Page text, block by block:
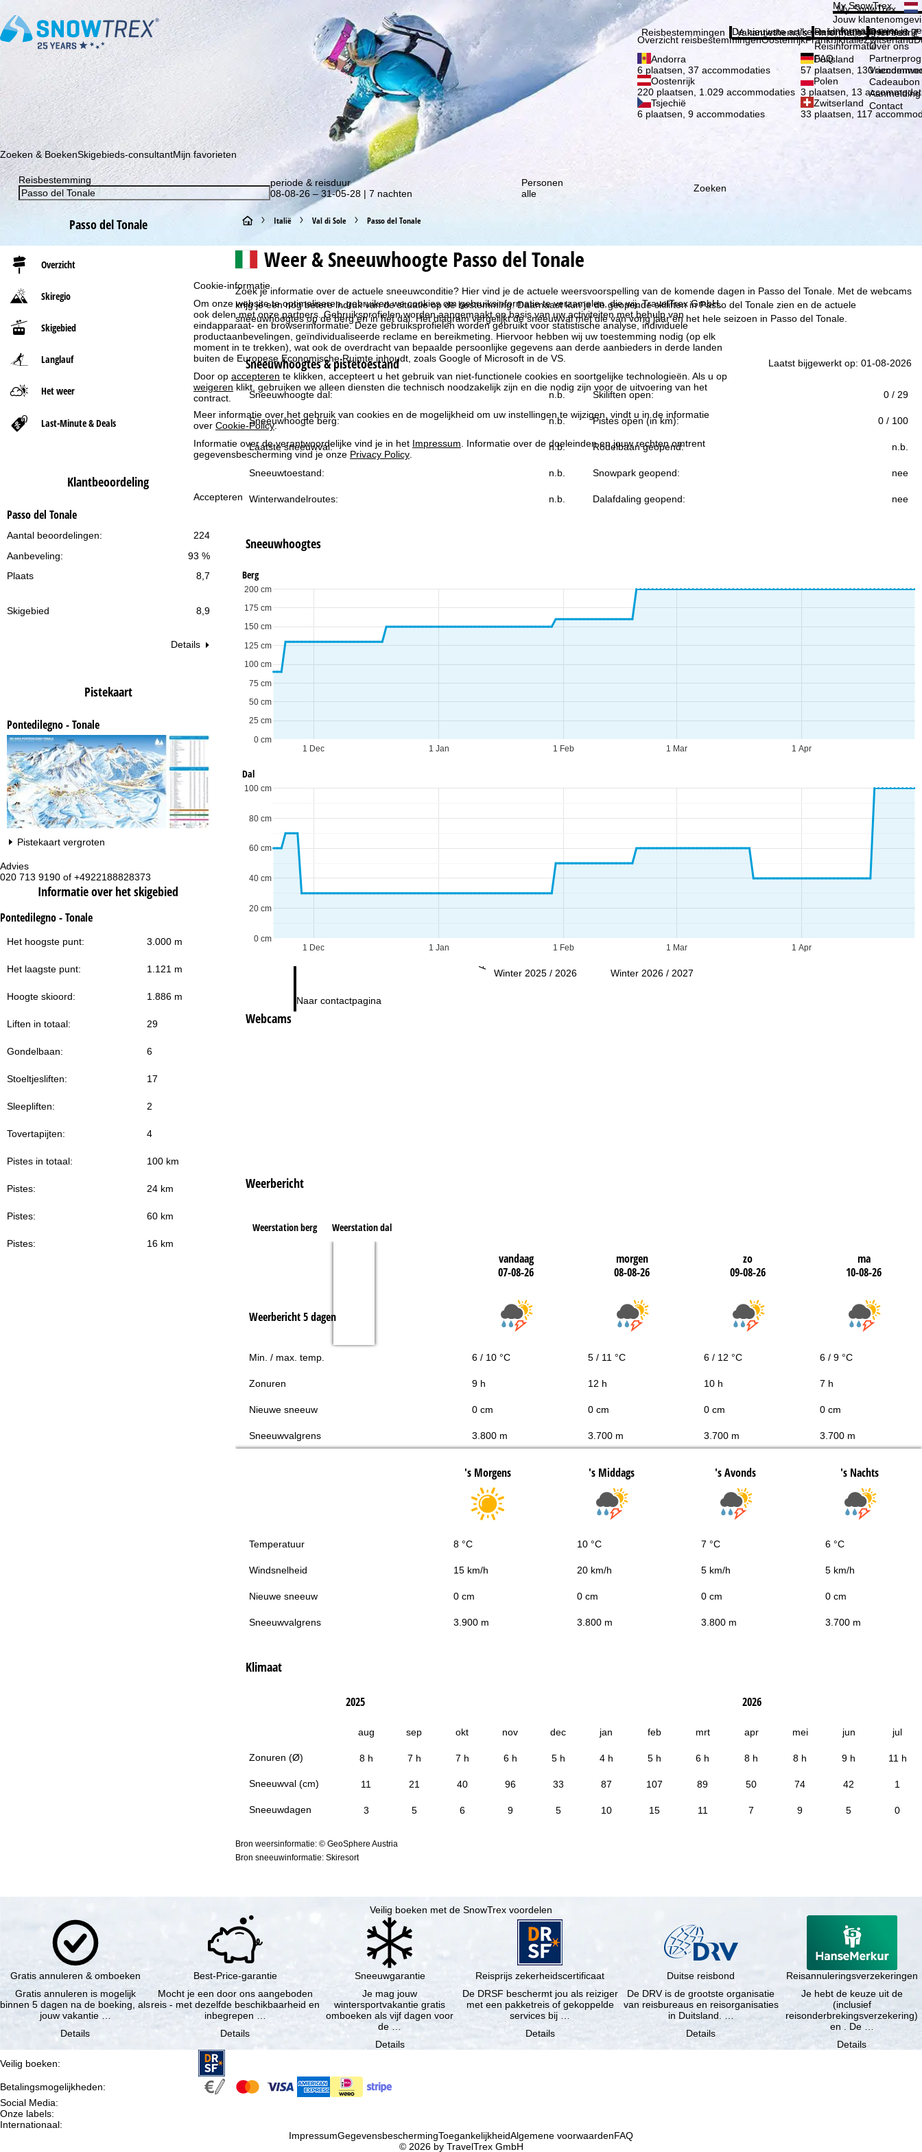
Cookie-informatie
Om onze website te optimaliseren, gebruiken we cookies om gebruiksinformatie te verzamelen, die wij, TravelTrex GmbH,
ook delen met onze partners. Gebruiksprofielen worden aangemaakt op basis van uw activiteiten met behulp van
eindapparaat- en browserinformatie. Deze gebruiksprofielen worden gebruikt voor statistische analyse, individuele
productaanbevelingen, geïndividualiseerde reclame en bereikmeting. Hiervoor hebben wij uw toestemming nodig (op elk
moment in te trekken), wat ook de overdracht van bepaalde persoonlijke gegevens aan derde aanbieders in derde landen
buiten de Europese Economische Ruimte inhoudt, zoals Google of Microsoft in de VS.
Door op accepteren te klikken, accepteert u het gebruik van niet-functionele cookies en soortgelijke technologieën. Als u op
weigeren klikt, gebruiken we alleen diensten die technisch noodzakelijk zijn en die nodig zijn voor de uitvoering van het
contract.
Meer informatie over het gebruik van cookies en de mogelijkheid om uw instellingen te wijzigen, vindt u in de informatie
over Cookie-Policy.
Informatie over de verantwoordelijke vind je in het Impressum . Informatie over de doeleinden en jouw rechten omtrent
gegevensbescherming vind je onze Privacy Policy
Accepteren
Advies
020 713 9190 of +4922188828373
Openingstijden
ma-do:
09:00-17:00
vr:
Naar contactpagina
Schrijf je in voor onze nieuwsbrief en wees als eerste op de hoogte van onze kortingsacties!
My SnowTrex
My SnowTrex
Jouw
informatie over je
Reisbestemmingen
Overzicht reisbestemmingenOostenrijkFrankrijkItaliëZwitserland
Andorra
6 plaatsen, 37 accommodaties
Duitsland
57 plaatsen, 130
Oostenrijk
220 plaatsen, 1.029 accommodaties
Polen
3 plaatsen, 13
Tsjechië
6 plaatsen, 9 accommodaties
Zwitserland
33 plaatsen, 117
Vakantiethema's
De nieuwste artikelen in ons magazine
Informatie
Reisinformatie
Reisinformatie
FAQ
Het bedrijf
Over ons
Over ons
Cadeaubon
Contact
Zoeken & BoekenSkigebieds-consultantMijn favorieten
Reisbestemming
periode & reisduur
08-08-26 – 31-05-28 | 7 nachten
Personen
alle
Zoeken
Passo del Tonale
Overzicht
Skiregio
Skigebied
Langlauf
Het weer
Last-Minute & Deals
Klantbeoordeling
Passo del Tonale
224
Aantal beoordelingen:
93 %
Aanbeveling:
Plaats
8,7
Skigebied 8,9
Details
Pistekaart
Pontedilegno - Tonale
Pistekaart vergroten
Informatie over het skigebied
Pontedilegno - Tonale
Het hoogste punt: 3.000 m
Het laagste punt: 1.121 m
Hoogte skioord: 1.886 m
Liften in totaal: 29
Gondelbaan: 6
Stoeltjesliften: 17
Sleepliften: 2
Tovertapijten: 4
Pistes in totaal: 100 km
Pistes: 24 km
Pistes: 60 km
Pistes: 16 km
S
t
r
t
p
a
g
i
n
a
Italië Val di Sole Passo del Tonale
Weer & Sneeuwhoogte Passo del Tonale
Zoek je informatie over de actuele sneeuwconditie? Hier vind je de actuele weersvoorspelling van de komende dagen in Passo del Tonale. Met de webcams
krijg je een nog betere indruk van de situatie op de bestemming. Daarnaast kun je de geopende skiliften in Passo del Tonale zien en de actuele
sneeuwhoogtes op de berg en in het dal. Het diagram vergelijkt de sneeuwval met die van vorig jaar en het hele seizoen in Passo del Tonale.
Sneeuwhoogtes & pistetoestand Laatst bijgewerkt op: 01-08-2026
Sneeuwhoogte dal: n.b. Skiliften open: 0 / 29
Sneeuwhoogte berg: n.b. Pistes open (in km): 0 / 100
Laatste sneeuwval: n.b. Rodelbaan geopend: n.b.
Sneeuwtoestand: n.b. Snowpark geopend: nee
Winterwandelroutes: n.b. Dalafdaling geopend: nee
Sneeuwhoogtes
Berg
1 Dec 1 Jan 1 Feb 1 Mar 1 Apr
0 cm
25 cm
50 cm
75 cm
100 cm
125 cm
150 cm
175 cm
200 cm
Dal
1 Dec 1 Jan 1 Feb 1 Mar 1 Apr
0 cm
20 cm
40 cm
60 cm
80 cm
100 cm
Winter 2025 / 2026 Winter 2026 / 2027
Webcams
Weerbericht
Weerstation berg Weerstation dal
vandaag
07-08-26
morgen
08-08-26
zo
09-08-26
ma
10-08-26
Weerbericht 5 dagen
Min. / max. temp. 6 / 10 °C 5 / 11 °C 6 / 12 °C 6 / 9 °C
Zonuren 9 h 12 h 10 h 7 h
Nieuwe sneeuw 0 cm 0 cm 0 cm 0 cm
Sneeuwvalgrens 3.800 m 3.700 m 3.700 m 3.700 m
's Morgens 's Middags 's Avonds 's Nachts
Temperatuur 8 °C 10 °C 7 °C 6 °C
Windsnelheid 15 km/h 20 km/h 5 km/h 5 km/h
Nieuwe sneeuw 0 cm 0 cm 0 cm 0 cm
Sneeuwvalgrens 3.900 m 3.800 m 3.800 m 3.700 m
Klimaat
Zonuren (Ø)
Sneeuwval (cm)
Sneeuwdagen
2025 2026
aug sep okt nov dec jan feb mrt apr mei jun jul
8 h 7 h 7 h 6 h 5 h 4 h 5 h 6 h 8 h 8 h 9 h 11 h
11 21 40 96 33 87 107 89 50 74 42 1
3 5 6 9 5 10 15 11 7 9 5 0
Bron weersinformatie: © GeoSphere Austria
Bron sneeuwinformatie: Skiresort
Veilig boeken met de SnowTrex voordelen
Gratis annuleren & omboeken
Gratis annuleren is mogelijk
binnen 5 dagen na de boeking, als
jouw vakantie …
Details
Best-Price-garantie
Mocht je een door ons aangeboden
reis - met dezelfde beschikbaarheid en
inbegrepen …
Details
Sneeuwgarantie
Je mag jouw
wintersportvakantie gratis
omboeken als vijf dagen voor
de …
Details
Reisprijs zekerheidscertificaat
De DRSF beschermt jou als reiziger
met een pakketreis of gekoppelde
services bij …
Details
Duitse reisbond
De DRV is de grootste organisatie
van reisbureaus en reisorganisaties
in Duitsland. …
Details
Reisannuleringsverzekeringen
Je hebt de keuze uit de
(inclusief
reisonderbrekingsverzekering)
en . De …
Details
Veilig boeken:
Betalingsmogelijkheden:
Social Media:
Onze labels:
Internationaal:
ImpressumGegevensbeschermingToegankelijkheidAlgemene voorwaardenFAQ
© 2026 by TravelTrex GmbH